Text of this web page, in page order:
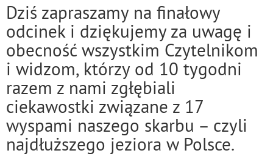
Dziś zapraszamy na finałowy
odcinek i dziękujemy za uwagę i
obecność wszystkim Czytelnikom
i widzom, którzy od 10 tygodni
razem z nami zgłębiali
ciekawostki związane z 17
wyspami naszego skarbu – czyli
najdłuższego jeziora w Polsce.